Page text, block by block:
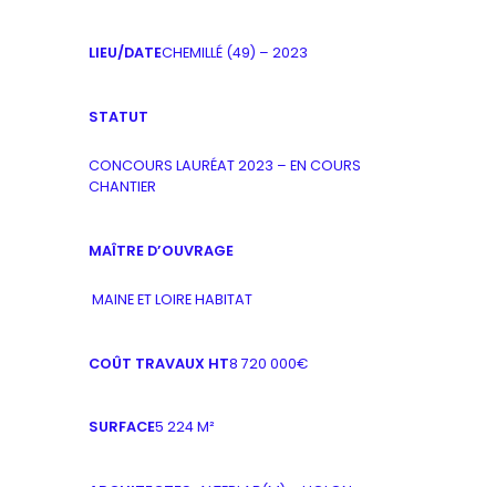
LIEU/DATECHEMILLÉ (49) – 2023
STATUT
CONCOURS LAURÉAT 2023 – EN COURS
CHANTIER
MAÎTRE D’OUVRAGE
MAINE ET LOIRE HABITAT
COÛT TRAVAUX HT8 720 000€
SURFACE5 224 M²